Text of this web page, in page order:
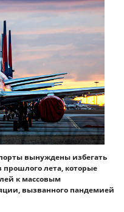
вынуждены избегать
прошлого лета, которые
к массовым
вызванного пандемией